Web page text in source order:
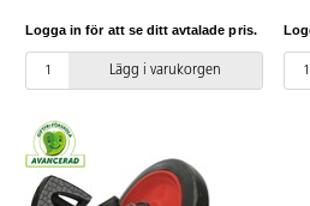
Logga in för att se ditt avtalade pris.
Lägg i varukorgen